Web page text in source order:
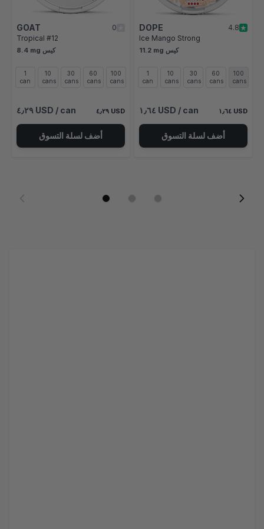
GOAT
0
Tropical #12
8.4 mg كيس
1
can
10
cans
30
cans
60
cans
100
cans
٤٫٢٩ USD / can ٤٫٢٩ USD
أضف لسلة التسوق
DOPE
4.8
Ice Mango Strong
11.2 mg كيس
1
can
10
cans
30
cans
60
cans
100
cans
١٫٦٤ USD / can ١٫٦٤ USD
أضف لسلة التسوق